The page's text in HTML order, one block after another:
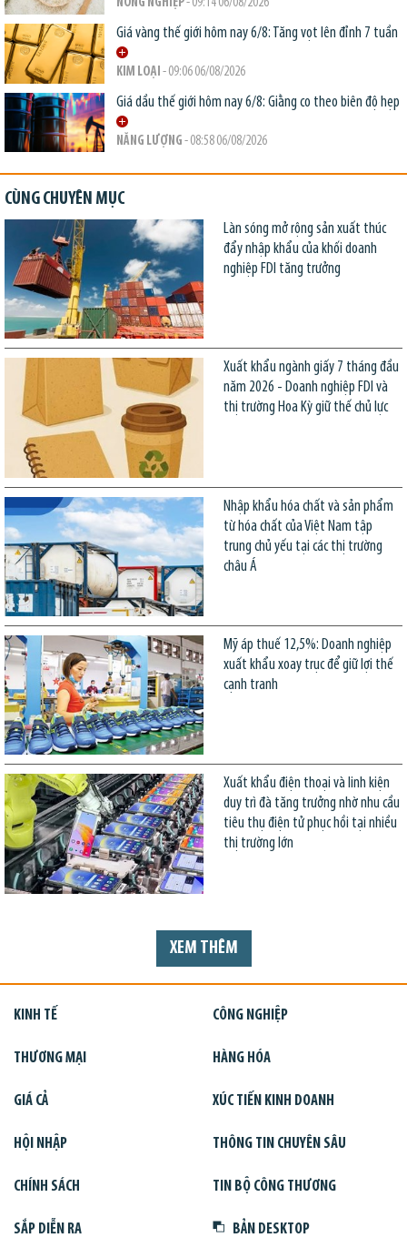
NÔNG NGHIỆP- 09:14 06/08/2026
Giá vàng thế giới hôm nay 6/8: Tăng vọt lên đỉnh 7 tuần
KIM LOẠI - 09:06 06/08/2026
Giá dầu thế giới hôm nay 6/8: Giằng co theo biên độ hẹp
NĂNG LƯỢNG - 08:58 06/08/2026
CÙNG CHUYÊN MỤC
Làn sóng mở rộng sản xuất thúc
đẩy nhập khẩu của khối doanh
nghiệp FDI tăng trưởng
Xuất khẩu ngành giấy 7 tháng đầu
năm 2026 - Doanh nghiệp FDI và
thị trường Hoa Kỳ giữ thế chủ lực
Nhập khẩu hóa chất và sản phẩm
từ hóa chất của Việt Nam tập
trung chủ yếu tại các thị trường
châu Á
Mỹ áp thuế 12,5%: Doanh nghiệp
xuất khẩu xoay trục để giữ lợi thế
cạnh tranh
Xuất khẩu điện thoại và linh kiện
duy trì đà tăng trưởng nhờ nhu cầu
tiêu thụ điện tử phục hồi tại nhiều
thị trường lớn
XEM THÊM
KINH TẾ CÔNG NGHIỆP
THƯƠNG MẠI HÀNG HÓA
GIÁ CẢ XÚC TIẾN KINH DOANH
HỘI NHẬP THÔNG TIN CHUYÊN SÂU
CHÍNH SÁCH TIN BỘ CÔNG THƯƠNG
SẮP DIỄN RA BẢN DESKTOP